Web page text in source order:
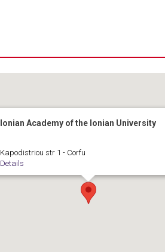
Ionian Academy of the Ionian University
Kapodistriou str 1 - Corfu
Details